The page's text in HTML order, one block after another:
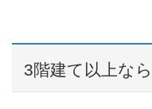
3階建て以上な